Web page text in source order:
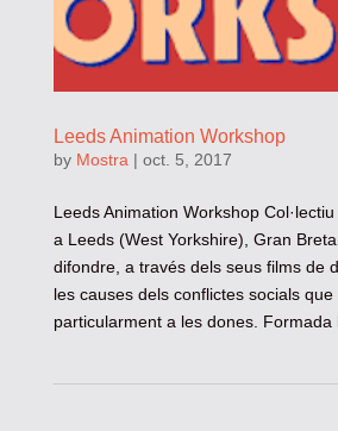
Leeds Animation Workshop
by Mostra | oct. 5, 2017
Leeds Animation Workshop
a Leeds (West Yorkshire), Gran
difondre, a través dels seus films de
les causes dels conflictes socials que
particularment a les dones. Formada